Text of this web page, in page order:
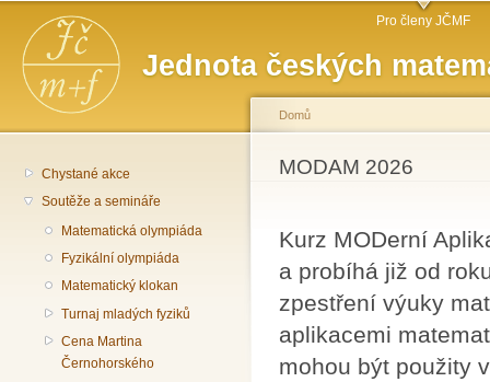
Jednota českých
Hlavní menu Pro členy JČMF
Chystané akce
Soutěže a semináře
Matematická olympiáda
Fyzikální olympiáda
Matematický klokan
Turnaj mladých fyziků
Cena Martina
Černohorského
Jste zde
Domů
MODAM 2026
Kurz MODerní
a probíhá již od
zpestření výuky
aplikacemi
mohou být použity